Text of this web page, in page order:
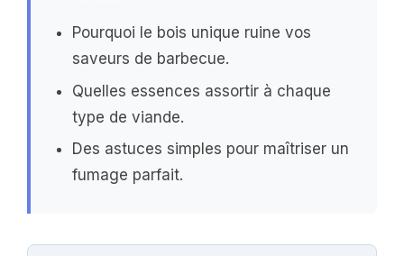
Pourquoi le bois unique ruine vos
saveurs de barbecue.
Quelles essences assortir à chaque
type de viande.
Des astuces simples pour maîtriser un
fumage parfait.